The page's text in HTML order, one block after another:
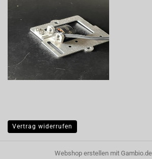
Vertrag widerrufen
Webshop erstellenmit